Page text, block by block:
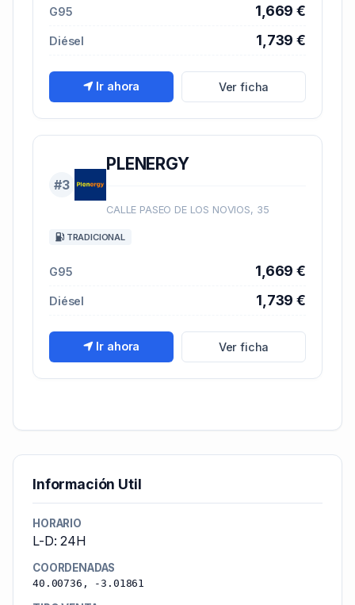
G95 1,669 €
Diésel 1,739 €
Ir ahora Ver ficha
#3
PLENERGY
CALLE PASEO DE LOS NOVIOS, 35
TRADICIONAL
G95 1,669 €
Diésel 1,739 €
Ir ahora Ver ficha
Información Util
HORARIO
L-D: 24H
COORDENADAS
40.00736, -3.01861